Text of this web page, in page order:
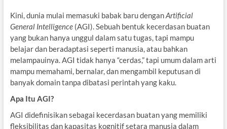
Kini, dunia mulai memasuki babak baru denganArtificial
General Intelligence(AGI). Sebuah bentuk kecerdasan buatan
yang bukan hanya unggul dalam satu tugas, tapi mampu
belajar dan beradaptasi seperti manusia, atau bahkan
melampauinya. AGI tidak hanya “cerdas,” tapi umum dalam arti
mampu memahami, bernalar, dan mengambil keputusan di
banyak domain tanpa dibatasi perintah yang kaku.
Apa Itu AGI?
AGI didefinisikan sebagai kecerdasan buatan yang memiliki
fleksibilitas dan kapasitas kognitif setara manusia dalam